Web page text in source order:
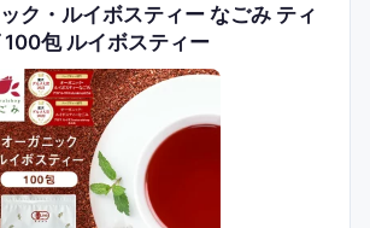
ク・ルイボスティー なごみ ティ
100包 ルイボスティー